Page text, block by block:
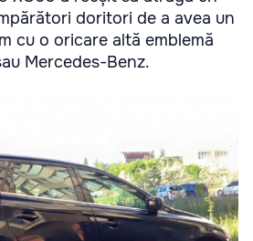
doritori de a avea un
cu o oricare altă emblemă
Mercedes-Benz.